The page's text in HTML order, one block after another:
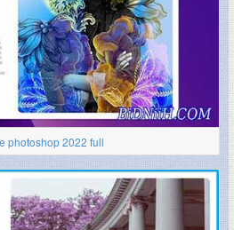
photoshop 2022 full